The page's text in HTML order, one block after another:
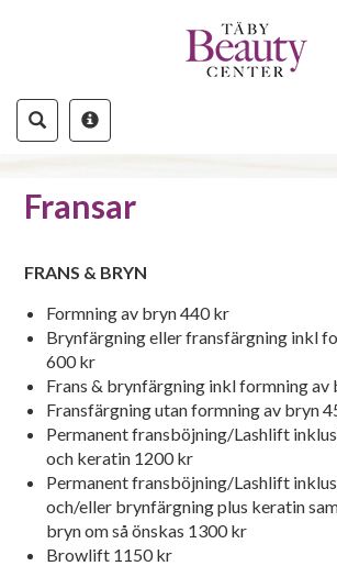
Fransar
FRANS & BRYN
Formning av bryn 440 kr
Brynfärgning eller fransfärgning inkl
600 kr
Frans & brynfärgning inkl formning av
Fransfärgning utan formning av bryn
Permanent fransböjning/Lashlift
och keratin 1200 kr
Permanent fransböjning/Lashlift
och/eller brynfärgning plus keratin
bryn om så önskas 1300 kr
Browlift 1150 kr